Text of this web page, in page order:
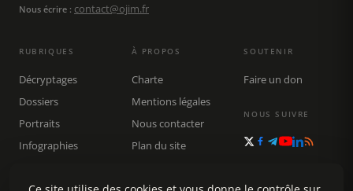
Nous écrire : contact@ojim.fr
RUBRIQUES
Décryptages
Dossiers
Portraits
Infographies
À PROPOS
Charte
Mentions légales
Nous contacter
Plan du site
SOUTENIR
Faire un don
NOUS SUIVRE